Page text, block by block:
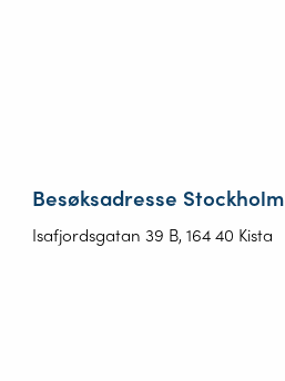
Besøksadresse Stockholm
Isafjordsgatan 39 B, 164 40 Kista